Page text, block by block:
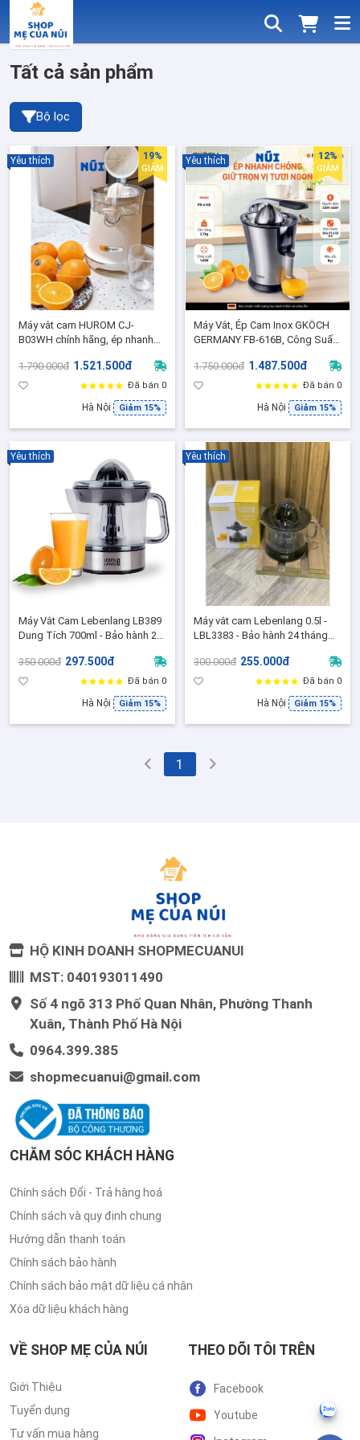
Tất cả sản phẩm
Bộ lọc
Máy vắt cam HUROM CJ-
B03WH chính hãng, ép nhanh
1.790.000đ 1.521.500đ
Đã bán 0
Hà Nội Giảm 15%
Yêu thích 19%
GIẢM
Máy Vắt, Ép Cam Inox GKÖCH
GERMANY FB-616B, Công Suất
Cấp, BH 12 Tháng
1.750.000đ 1.487.500đ
Đã bán 0
Hà Nội Giảm 15%
Yêu thích 12%
GIẢM
Máy Vắt Cam Lebenlang LB389
Dung Tích 700ml - Bảo hành 24
350.000đ 297.500đ
Đã bán 0
Hà Nội Giảm 15%
Yêu thích
Máy vắt cam Lebenlang 0.5l -
LBL3383 - Bảo hành 24 tháng
300.000đ 255.000đ
Đã bán 0
Hà Nội Giảm 15%
Yêu thích
1
HỘ KINH DOANH SHOPMECUANUI
MST: 040193011490
Số 4 ngõ 313 Phố Quan Nhân, Phường Thanh
Xuân, Thành Phố Hà Nội
0964.399.385
shopmecuanui@gmail.com
CHĂM SÓC KHÁCH HÀNG
Chính sách Đổi - Trả hàng hoá
Chính sách và quy định chung
Hướng dẫn thanh toán
Chính sách bảo hành
Chính sách bảo mật dữ liệu cá nhân
Xóa dữ liệu khách hàng
VỀ SHOP MẸ CỦA NÚI
Giới Thiệu
Tuyển dụng
Tư vấn mua hàng
THEO DÕI TÔI TRÊN
Facebook
Youtube